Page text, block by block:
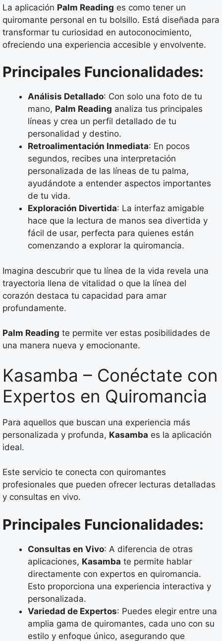
La aplicación Palm Reading es como tener un
quiromante personal en tu bolsillo. Está diseñada para
transformar tu curiosidad en autoconocimiento,
ofreciendo una experiencia accesible y envolvente.
Principales Funcionalidades:
Análisis Detallado: Con solo una foto de tu
mano, Palm Reading analiza tus principales
líneas y crea un perfil detallado de tu
personalidad y destino.
Retroalimentación Inmediata: En pocos
segundos, recibes una interpretación
personalizada de las líneas de tu palma,
ayudándote a entender aspectos importantes
de tu vida.
Exploración Divertida: La interfaz amigable
hace que la lectura de manos sea divertida y
fácil de usar, perfecta para quienes están
comenzando a explorar la quiromancia.
Imagina descubrir que tu línea de la vida revela una
trayectoria llena de vitalidad o que la línea del
corazón destaca tu capacidad para amar
profundamente.
Palm Reading te permite ver estas posibilidades de
una manera nueva y emocionante.
Kasamba – Conéctate con
Expertos en Quiromancia
Para aquellos que buscan una experiencia más
personalizada y profunda, Kasamba es la aplicación
ideal.
Este servicio te conecta con quiromantes
profesionales que pueden ofrecer lecturas detalladas
y consultas en vivo.
Principales Funcionalidades:
Consultas en Vivo: A diferencia de otras
aplicaciones, Kasamba te permite hablar
directamente con expertos en quiromancia.
Esto proporciona una experiencia interactiva y
personalizada.
Variedad de Expertos: Puedes elegir entre una
amplia gama de quiromantes, cada uno con su
estilo y enfoque único, asegurando que